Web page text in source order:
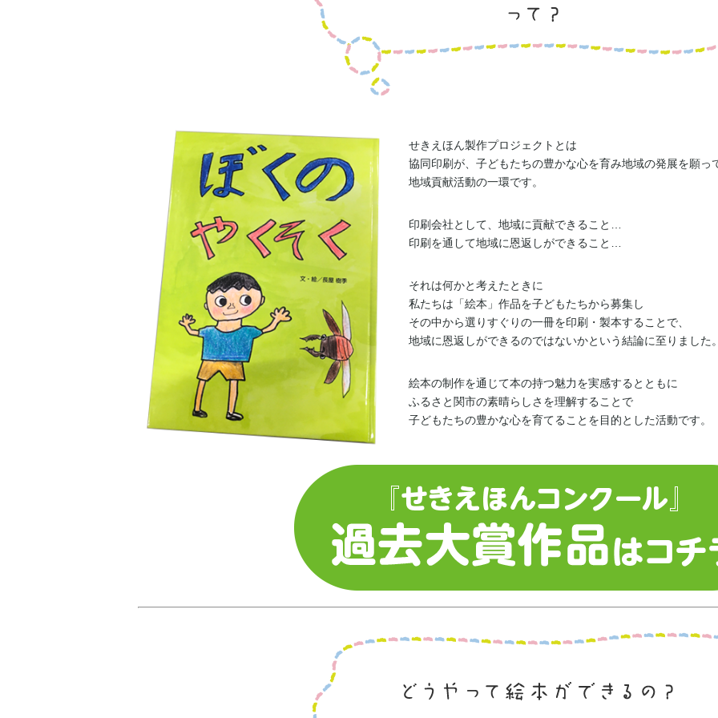
せきえほん製作プロジェクトとは
協同印刷が、子どもたちの豊かな心を育み地域の発展を願っ
地域貢献活動の一環です。
印刷会社として、地域に貢献できること…
印刷を通して地域に恩返しができること…
それは何かと考えたときに
私たちは「絵本」作品を子どもたちから募集し
その中から選りすぐりの一冊を印刷・製本することで、
地域に恩返しができるのではないかという結論に至りました。
絵本の制作を通じて本の持つ魅力を実感するとともに
ふるさと関市の素晴らしさを理解することで
子どもたちの豊かな心を育てることを目的とした活動です。